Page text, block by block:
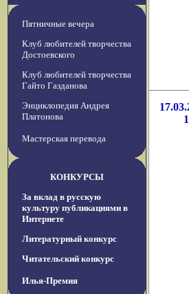
Пятничные вечера
Клуб любителей творчества
Достоевского
Клуб любителей творчества
Гайто Газданова
Энциклопедия Андрея
Платонова
Мастерская перевода
КОНКУРСЫ
За вклад в русскую
культуру публикациями в
Интернете
Литературный конкурс
Читательский конкурс
Илья-Премия